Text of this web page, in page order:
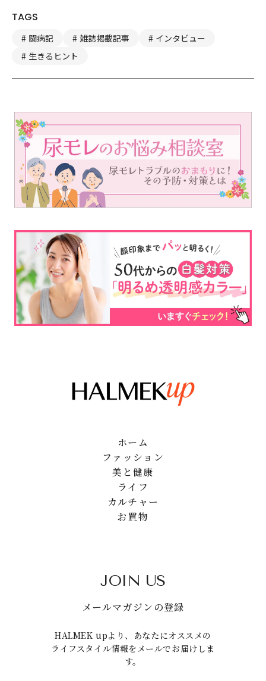
TAGS
闘病記 雑誌掲載記事
インタビュー
生きるヒント
ホーム
ファッション
美と健康
ライフ
カルチャー
お買物
JOIN US
メールマガジンの登録
HALMEK upより、あなたにオススメの
ライフスタイル情報をメールでお届けしま
す。